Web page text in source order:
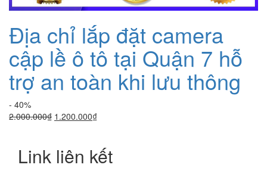
Địa chỉ lắp đặt camera
cập lề ô tô tại Quận 7 hỗ
trợ an toàn khi lưu thông
- 40%
2.000.000₫ Giá
2.000.000₫.
1.200.000₫Giá
là:
1.200.000₫.
Link liên kết